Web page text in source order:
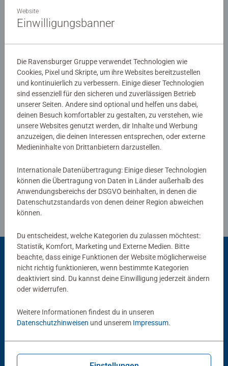
gewinnt.
dem Hundertmorgenwald sind zeitlos – voller kleiner
Weisheiten und großer Gefühle, die zum Nachdenken,
Lächeln und Träumen einladen. I-Aah, Ferkel, Tigger oder
Klein-Rooh: Dieses memory® zeigt auf 64 Bildkarten
sorgsam ausgewählte Motive der Freunde aus dem
Hundertmorgenwald und bringt seine zauberhafte Welt
direkt ins Kinderzimmer. Die Spielregeln des
weltbekannten Merkspiele-Klassikers memory® sind
idealen Familienspiel, bei dem die Kinder häufig die Nase
vorne haben und gewinnen. Das beliebte Merk- und
Suchspiel macht Spaß und fördert spielerisch die
Konzentration und das Gedächtnis. Ein ideales Geschenk
Warnhinweise und Herstellerinformation
Noch keine Bewertungen
abgegeben
0/0
Verfasse eine Bewertung
Beliebte Auswahl
Andere Kunden mögen auch
Website
Einwilligungsbanner
Die Ravensburger Gruppe verwendet Technologien wie
Cookies, Pixel und Skripte, um ihre Websites bereitzustellen
und kontinuierlich zu verbessern. Einige dieser Technologien
sind essenziell für den sicheren und zuverlässigen Betrieb
unserer Seiten. Andere sind optional und helfen uns dabei,
deinen Besuch komfortabler zu gestalten, zu verstehen, wie
unsere Websites genutzt werden, dir Inhalte und Werbung
anzuzeigen, die deinen Interessen entsprechen, oder externe
Medieninhalte von Drittanbietern darzustellen.
Internationale Datenübertragung: Einige dieser Technologien
können die Übertragung von Daten in Länder außerhalb des
Anwendungsbereichs der DSGVO beinhalten, in denen die
Datenschutzstandards von denen deiner Region abweichen
können.
Du entscheidest, welche Kategorien du zulassen möchtest:
Statistik, Komfort, Marketing und Externe Medien. Bitte
beachte, dass einige Funktionen der Website möglicherweise
nicht richtig funktionieren, wenn bestimmte Kategorien
deaktiviert sind. Du kannst deine Einwilligung jederzeit ändern
oder widerrufen.
Weitere Informationen findest du in unseren
Datenschutzhinweisen und unserem Impressum.